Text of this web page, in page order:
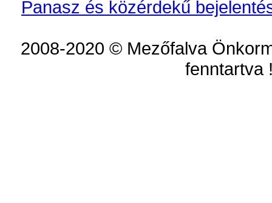
Panasz és közérdekű
2008-2020 © Mezőfalva
fenntartva